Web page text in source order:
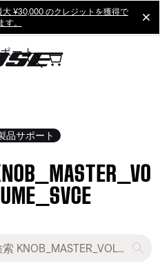
大 ¥30,000 のクレジットを獲得で
す。
ート
品サポート